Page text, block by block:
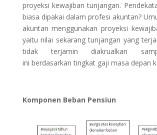
proyeksi kewajiban tunjangan.
biasa dipakai dalam profesi akuntan?
akuntan menggunakan proyeksi
yaitu nilai sekarang tunjangan yang
tidak terjamin diakrualkan
ini berdasarkan tingkat gaji masa depan
Komponen Beban Pensiun